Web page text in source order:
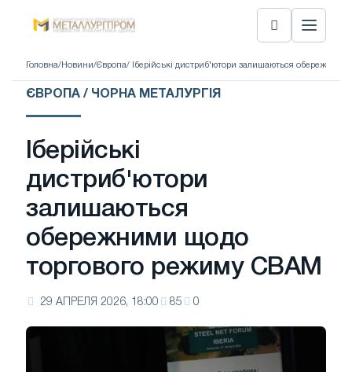
Головна/ Новини/Європа/ Іберійські дистриб'ютори залишаються
ЄВРОПА / ЧОРНА МЕТАЛУРГІЯ
Іберійські
дистриб'ютори
залишаються
обережними щодо
торгового режиму CBAM
29 АПРЕЛЯ 2026, 18:00 85 0